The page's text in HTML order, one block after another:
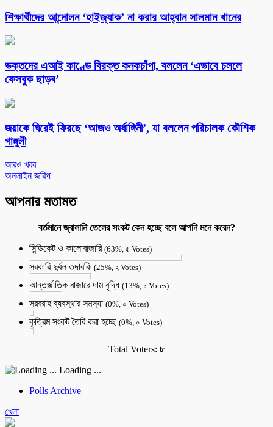
শিক্ষার্থীদের আন্দোলন ‘হাইজ্যাক’ না করার আহ্বান সালমান খানের
ভক্তদের এআই কাণ্ডে বিরক্ত কনকচাঁপা, বললেন ‘এভাবে চললে
ফেসবুক ছাড়ব’
জয়াকে ঘিরেই ফিরছে ‘আজও অর্ধাঙ্গিনী’, যা বললেন পরিচালক কৌশিক
গাঙ্গুলী
আরও খবর
অনলাইন জরিপ
আপনার মতামত
বর্তমানে জ্বালানি তেলের সংকট কেন হচ্ছে বলে আপনি মনে করেন?
সিন্ডিকেট ও কালোবাজারি (63%, ৫ Votes)
সরকারি দুর্বল তদারকি (25%, ২ Votes)
আন্তর্জাতিক বাজারে দাম বৃদ্ধি (13%, ১ Votes)
সরবরাহ ব্যবস্থার সমস্যা (0%, ০ Votes)
কৃত্রিম সংকট তৈরি করা হচ্ছে (0%, ০ Votes)
Total Voters: ৮
Loading ...
Polls Archive
খেলা